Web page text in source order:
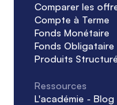
Comparer les
Compte à Terme
Fonds Monétaire
Fonds Obligataire
Produits
Ressources
L'académie - Blog